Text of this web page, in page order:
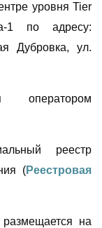
уровня Tier
1 по адресу:
Дубровка, ул.
оператором
реестр
(Реестровая
на